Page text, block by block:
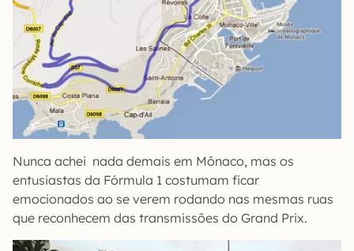
Nunca achei nada demais em Mônaco, mas os
entusiastas da Fórmula 1 costumam ficar
emocionados ao se verem rodando nas mesmas ruas
que reconhecem das transmissões do Grand Prix.